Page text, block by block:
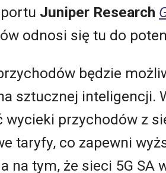
Juniper Research
odnosi się tu do
będzie
sztucznej inteligencji.
przychodów z
taryfy, co zapewni
na tym, że sieci 5G